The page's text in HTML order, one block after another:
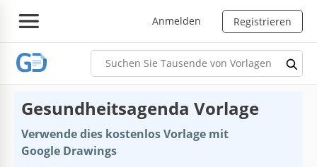
Anmelden Registrieren
Gesundheitsagenda Vorlage
Verwende dies kostenlos Vorlage mit
Google Drawings